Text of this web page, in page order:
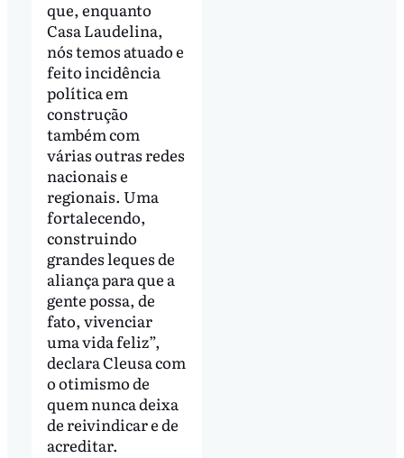
que, enquanto
Casa Laudelina,
nós temos atuado e
feito incidência
política em
construção
também com
várias outras redes
nacionais e
regionais. Uma
fortalecendo,
construindo
grandes leques de
aliança para que a
gente possa, de
fato, vivenciar
uma vida feliz”,
declara Cleusa com
o otimismo de
quem nunca deixa
de reivindicar e de
acreditar.